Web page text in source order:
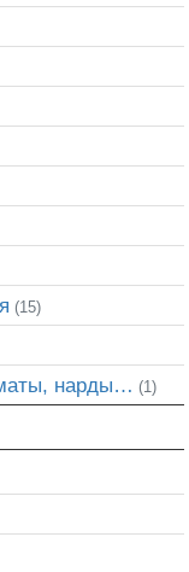
(15)
нарды… (1)